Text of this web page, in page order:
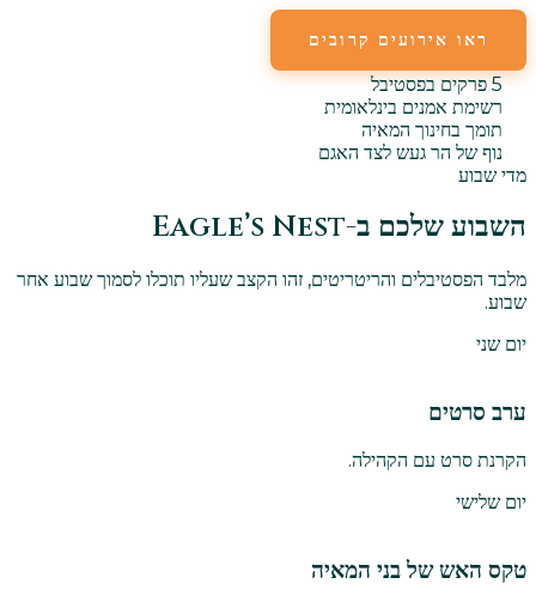
ראו אירועים קרובים
5 פרקים בפסטיבל
רשימת אמנים בינלאומית
תומך בחינוך המאיה
נוף של הר געש לצד האגם
מדי שבוע
השבוע שלכם ב-Eagle’s Nest
מלבד הפסטיבלים והריטריטים, זהו הקצב שעליו תוכלו לסמוך שבוע אחר
שבוע.
יום שני
ערב סרטים
הקרנת סרט עם הקהילה.
יום שלישי
טקס האש של בני המאיה